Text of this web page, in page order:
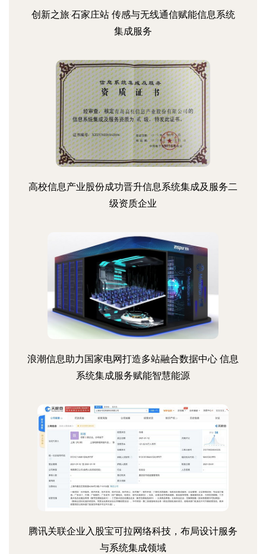
创新之旅·石家庄站 传感与无线通信赋能信息系统
集成服务
高校信息产业股份成功晋升信息系统集成及服务二
级资质企业
浪潮信息助力国家电网打造多站融合数据中心 信息
系统集成服务赋能智慧能源
腾讯关联企业入股宝可拉网络科技，布局设计服务
与系统集成领域